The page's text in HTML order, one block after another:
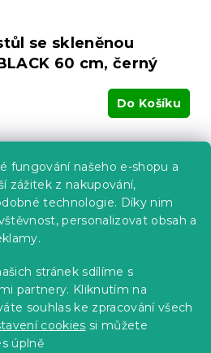
fungování našeho e-shopu a
zážitek z nakupování,
technologie. Díky nim
personalizovat obsah a
stránek sdílíme s
partnery. Kliknutím na
souhlas ke zpracování všech
cookies si můžete
úplně
se skleněnou
60 cm, černý
Do Košíku